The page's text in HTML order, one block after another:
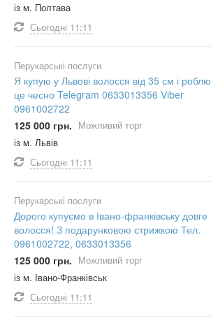
із м. Полтава
Сьогодні 11:11
Перукарські послуги
Я купую у Львові волосся від 35 см і роблю
це чесно Telegram 0633013356 Viber
0961002722
125 000 грн. Можливий торг
із м. Львів
Сьогодні 11:11
Перукарські послуги
Дорого купуємо в Івано-франківську довге
волосся! З подарунковою стрижкою Тел.
0961002722, 0633013356
125 000 грн. Можливий торг
із м. Івано-Франківськ
Сьогодні 11:11